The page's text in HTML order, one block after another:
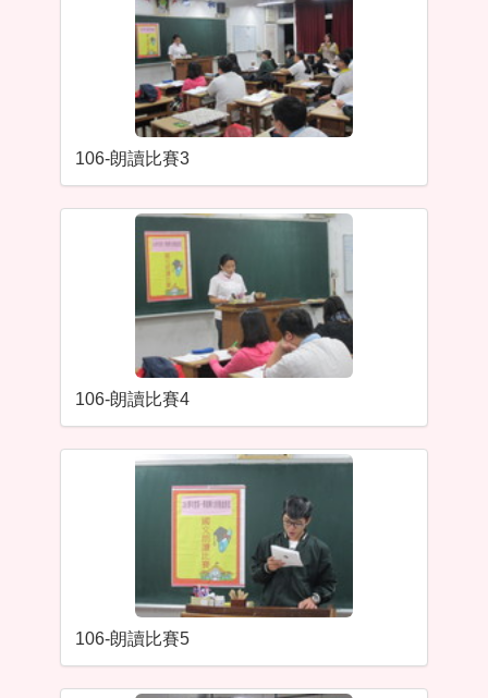
106-朗讀比賽3
106-朗讀比賽4
106-朗讀比賽5